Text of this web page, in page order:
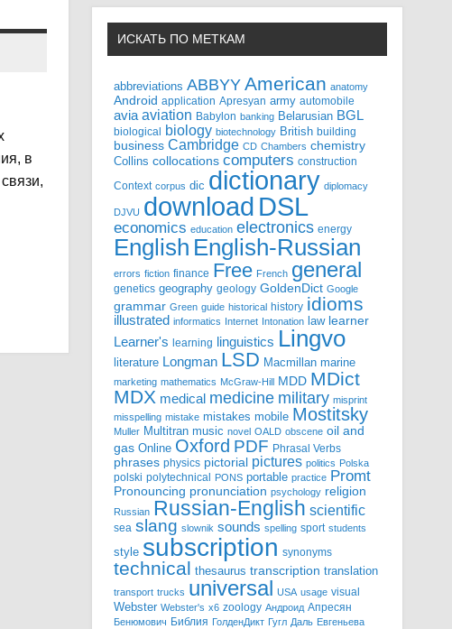
в
ИСКАТЬ ПО МЕТКАМ
abbreviations ABBYY American anatomy
Android application Apresyan army automobile
avia aviation Babylon banking Belarusian BGL
biological biology biotechnology British building
business Cambridge CD Chambers chemistry
Collins collocations computers construction
Context corpus dic dictionary diplomacy
DJVU download DSL
economics education electronics energy
English English-Russian
errors fiction finance Free French general
genetics geography geology GoldenDict Google
grammar Green guide historical history idioms
illustrated informatics Internet Intonation law learner
Learner's learning linguistics Lingvo
literature Longman LSD Macmillan marine
marketing mathematics McGraw-Hill MDD MDict
MDX medical medicine military misprint
misspelling mistake mistakes mobile Mostitsky
Muller Multitran music novel OALD obscene oil and
gas Online Oxford PDF Phrasal Verbs
phrases physics pictorial pictures politics Polska
polski polytechnical PONS portable practice Promt
Pronouncing pronunciation psychology religion
Russian Russian-English scientific
sea slang slownik sounds spelling sport students
style subscription synonyms
technical thesaurus transcription translation
transport trucks universal USA usage visual
Webster Webster's x6 zoology Андроид Апресян
Бенюмович Библия ГолденДикт Гугл Даль Евгеньева